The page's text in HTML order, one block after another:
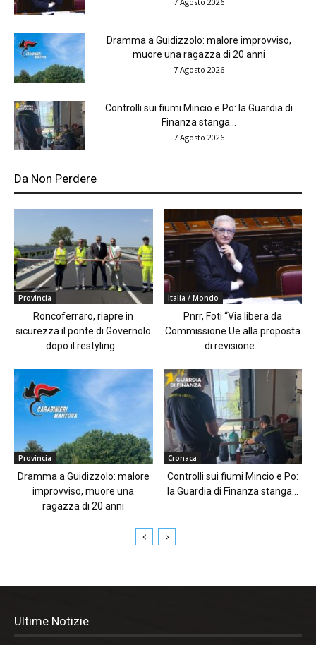
Dramma a Guidizzolo: malore improvviso,
muore una ragazza di 20 anni
7 Agosto 2026
Controlli sui fiumi Mincio e Po: la Guardia di
Finanza stanga...
7 Agosto 2026
Da Non Perdere
Provincia
Roncoferraro, riapre in
sicurezza il ponte di Governolo
dopo il restyling...
Italia / Mondo
Pnrr, Foti “Via libera da
Commissione Ue alla proposta
di revisione...
Provincia
Dramma a Guidizzolo: malore
improvviso, muore una
ragazza di 20 anni
Cronaca
Controlli sui fiumi Mincio e Po:
la Guardia di Finanza stanga...
Ultime Notizie